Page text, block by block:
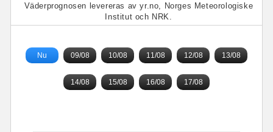
Väderprognosen levereras av yr.no, Norges Meteorologiske
Institut och NRK.
Nu 09/08 10/08 11/08 12/08 13/08
14/08 15/08 16/08 17/08